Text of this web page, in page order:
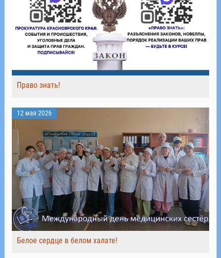
Право знать!
12 мая 2026
Белое сердце в белом халате!